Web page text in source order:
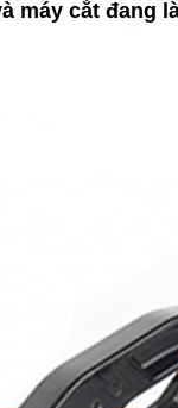
máy cắt đang